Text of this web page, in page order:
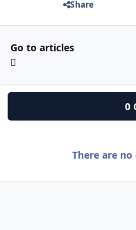
Share
Go to articles
0
There are